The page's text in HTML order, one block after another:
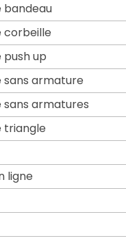
bandeau
corbeille
up
sans armature
sans armatures
triangle
ligne